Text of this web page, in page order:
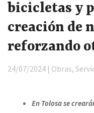
bicicletas y
creación de
reforzando
24/07/2024 | Obras,
En Tolosa se